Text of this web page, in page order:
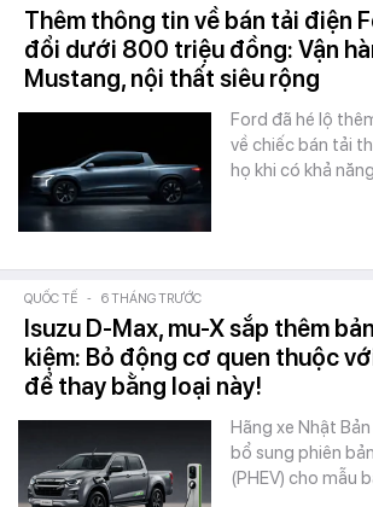
Thêm thông tin về bán tải điện
đổi dưới 800 triệu đồng: Vận
Mustang, nội thất siêu rộng
Ford đã hé lộ
về chiếc bán tải
họ khi có khả
QUỐC TẾ - 6 THÁNG TRƯỚC
Isuzu D-Max, mu-X sắp thêm
kiệm: Bỏ động cơ quen thuộc
để thay bằng loại này!
Hãng xe Nhật
bổ sung phiên
(PHEV) cho mẫu